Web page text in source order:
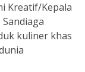
Kreatif/Kepala
kuliner khas